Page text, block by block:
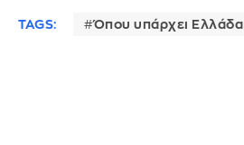
TAGS: Όπου υπάρχει Ελλάδα